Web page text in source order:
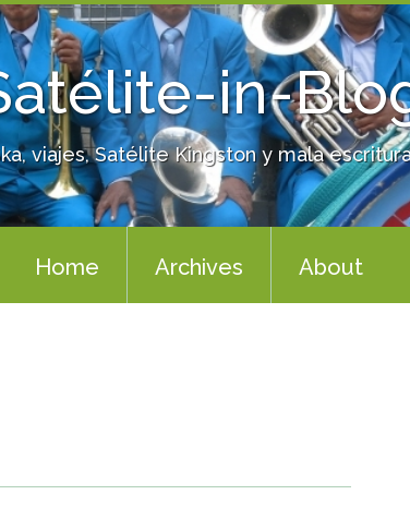
in-
viajes, Satélite Kingston y mala
Home Archives About